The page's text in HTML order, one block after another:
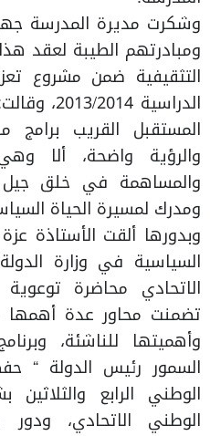
وشكرت مديرة المدرسة
ومبادرتهم الطيبة لعقد
التثقيفية ضمن مشروع
الدراسية
المستقبل القريب
والرؤية واضحة، ألا
والمساهمة في خلق جيل
ومدرك لمسيرة الحياة
وبدورها ألقت الأستاذة
السياسية في وزارة
الاتحادي محاضرة
تضمنت محاور عدة أهمها
وأهميتها للناشئة،
السمور رئيس الدولة “
الوطني الرابع
الوطني الاتحادي،